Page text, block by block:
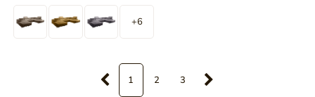
+6
1 2 3